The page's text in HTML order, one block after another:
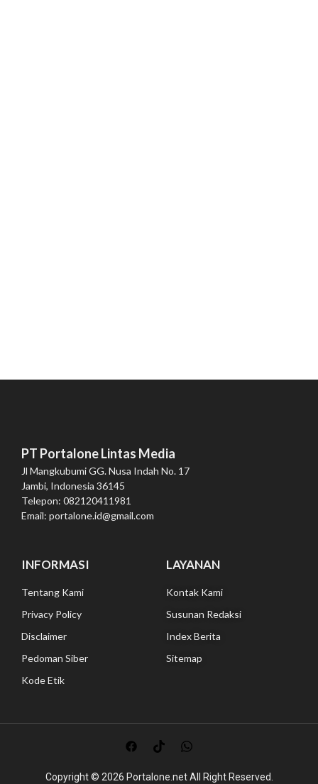
PT Portalone Lintas Media
Jl Mangkubumi GG. Nusa Indah No. 17
Jambi, Indonesia 36145
Telepon: 082120411981
Email: portalone.id@gmail.com
INFORMASI
Tentang Kami
Privacy Policy
Disclaimer
Pedoman Siber
Kode Etik
LAYANAN
Kontak Kami
Susunan Redaksi
Index Berita
Sitemap
Copyright © 2026 Portalone.net All Right Reserved.